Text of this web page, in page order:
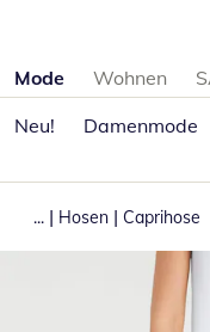
Produktkategorien
Mode Wohnen
Neu!
Damenmode
... | Hosen | Caprihose